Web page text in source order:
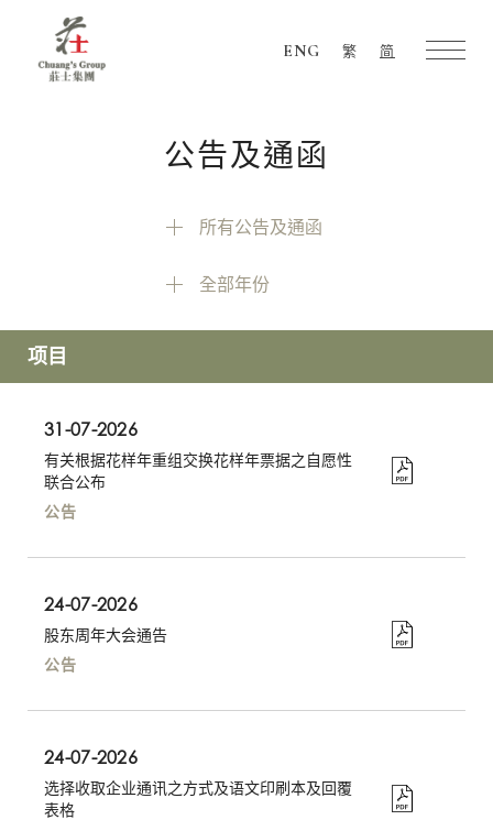
ENG 繁 简
公告及通函
所有公告及通函
全部年份
项目
31-07-2026
有关根据花样年重组交换花样年票据之自愿性
联合公布
公告
24-07-2026
股东周年大会通告
公告
24-07-2026
选择收取企业通讯之方式及语文印刷本及回覆
表格